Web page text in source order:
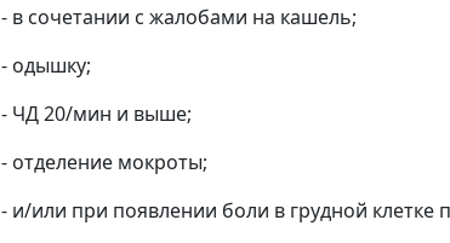
- в сочетании с жалобами на кашель;
- одышку;
- ЧД 20/мин и выше;
- отделение мокроты;
- и/или при появлении боли в грудной клетке